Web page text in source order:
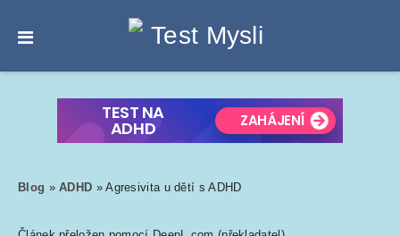
Blog »ADHD »Agresivita u dětí s ADHD